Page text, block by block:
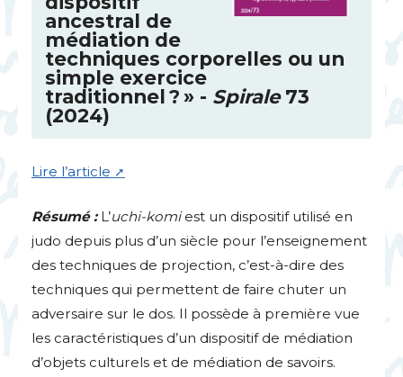
ancestral de
médiation de
techniques corporelles ou un
simple exercice
traditionnel?» - Spirale73
(2024)
Lire l’article
Résumé : L’uchi-komiest un dispositif utilisé en
judo depuis plus d’un siècle pour l’enseignement
des techniques de projection, c’est-à-dire des
techniques qui permettent de faire chuter un
adversaire sur le dos. Il possède à première vue
les caractéristiques d’un dispositif de médiation
d’objets culturels et de médiation de savoirs.